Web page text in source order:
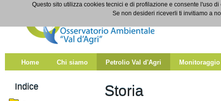
Salta al contenuto
Home Chi siamo Petrolio Val d'Agri Monitoraggio
Indice Storia
Questo sito utilizza cookies tecnici e di profilazione e consente l'uso
Se non desideri riceverli ti invitiamo a